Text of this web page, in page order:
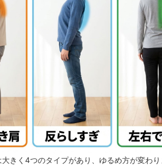
きく4つのタイプがあり、ゆるめ方が変わ